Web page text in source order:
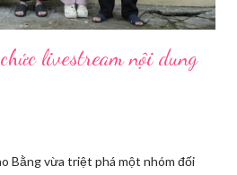
livestream nội dung
Bằng vừa triệt phá một nhóm đối